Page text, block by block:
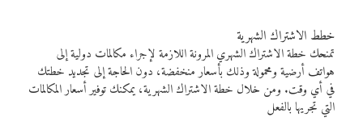
خطط الاشتراك الشهرية
تمنحك خطة الاشتراك الشهري المرونة اللازمة لإجراء مكالمات دولية إلى
هواتف أرضية ومحمولة وذلك بأسعار منخفضة، دون الحاجة إلى تجديد خطتك
في أي وقت. ومن خلال خطة الاشتراك الشهرية، يمكنك توفير أسعار المكالمات
التي تجريها بالفعل